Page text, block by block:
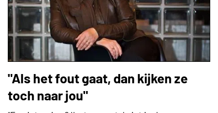
"Als het fout gaat, dan kijken ze
toch naar jou"